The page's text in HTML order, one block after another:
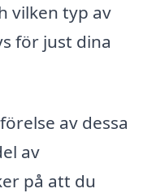
vilken typ av
för just dina
av dessa
av
på att du